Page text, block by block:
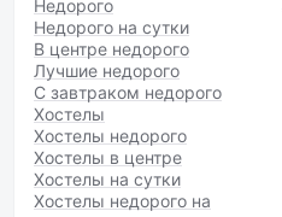
Недорого
Недорого на сутки
В центре недорого
Лучшие недорого
С завтраком недорого
Хостелы
Хостелы недорого
Хостелы в центре
Хостелы на сутки
Хостелы недорого на